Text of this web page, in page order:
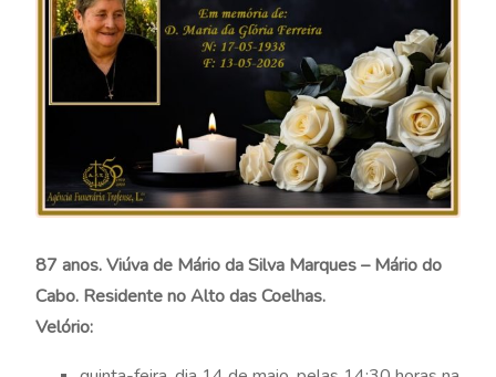
87 anos. Viúva de Mário da Silva Marques – Mário do
Cabo. Residente no Alto das Coelhas.
Velório: